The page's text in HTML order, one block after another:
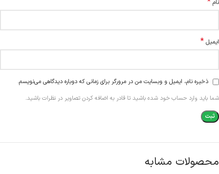
نام
ایمیل *
ذخیره نام، ایمیل و وبسایت من در مرورگر برای زمانی که دوباره دیدگاهی می‌نویسم.
شما باید وارد حساب خود شده باشید تا قادر به اضافه کردن تصاویر در نظرات باشید.
محصولات مشابه